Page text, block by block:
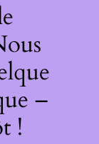
–
!